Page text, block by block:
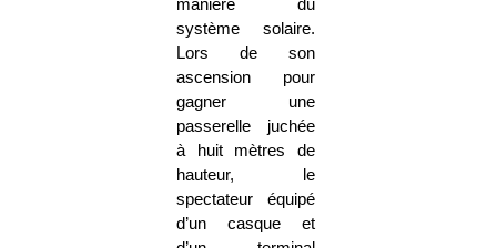
manière du
système solaire.
Lors de son
ascension pour
gagner une
passerelle juchée
à huit mètres de
hauteur, le
spectateur équipé
d’un casque et